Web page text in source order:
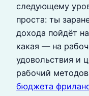
следующему
проста: ты
дохода пойдёт
какая — на
удовольствия и
рабочий методов
бюджета